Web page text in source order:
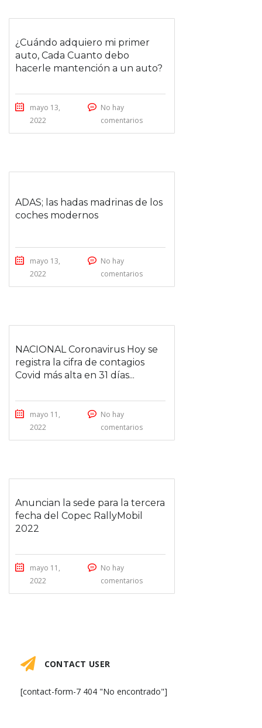
¿Cuándo adquiero mi primer
auto, Cada Cuanto debo
hacerle mantención a un auto?
mayo 13,
2022
No hay
comentarios
ADAS; las hadas madrinas de los
coches modernos
mayo 13,
2022
No hay
comentarios
NACIONAL Coronavirus Hoy se
registra la cifra de contagios
Covid más alta en 31 días...
mayo 11,
2022
No hay
comentarios
Anuncian la sede para la tercera
fecha del Copec RallyMobil
2022
mayo 11,
2022
No hay
comentarios
CONTACT USER
[contact-form-7 404 "No encontrado"]